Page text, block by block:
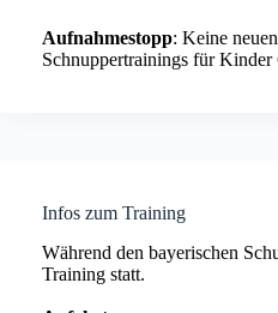
Aufnahmestopp: Keine
Schnuppertrainings für Kinder
Infos zum Training
Während den bayerischen
Training statt.